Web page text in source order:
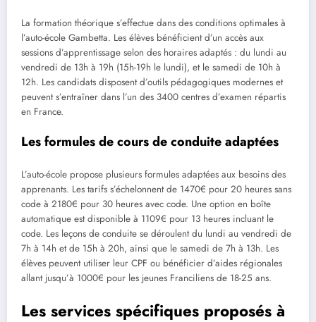
La formation théorique s’effectue dans des conditions optimales à
l’auto-école Gambetta. Les élèves bénéficient d’un accès aux
sessions d’apprentissage selon des horaires adaptés : du lundi au
vendredi de 13h à 19h (15h-19h le lundi), et le samedi de 10h à
12h. Les candidats disposent d’outils pédagogiques modernes et
peuvent s’entraîner dans l’un des 3400 centres d’examen répartis
en France.
Les formules de cours de conduite adaptées
L’auto-école propose plusieurs formules adaptées aux besoins des
apprenants. Les tarifs s’échelonnent de 1470€ pour 20 heures sans
code à 2180€ pour 30 heures avec code. Une option en boîte
automatique est disponible à 1109€ pour 13 heures incluant le
code. Les leçons de conduite se déroulent du lundi au vendredi de
7h à 14h et de 15h à 20h, ainsi que le samedi de 7h à 13h. Les
élèves peuvent utiliser leur CPF ou bénéficier d’aides régionales
allant jusqu’à 1000€ pour les jeunes Franciliens de 18-25 ans.
Les services spécifiques proposés à